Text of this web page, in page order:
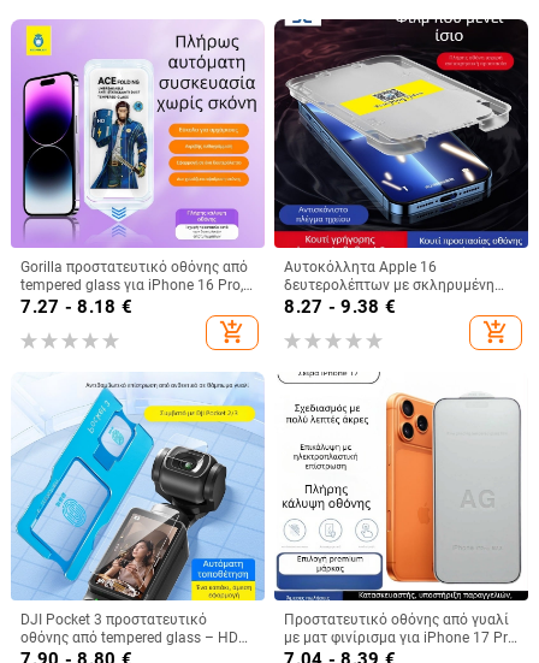
Gorilla προστατευτικό οθόνης από
tempered glass για iPhone 16 Pro,
αντι-δακτυλικό αποτύπωμα,
προστασία ιδιωτικότητας, ματ
φινίρισμα για iPhone 15 και 13 Pro
7.27 - 8.18 €
add_shopping_cart
Αυτοκόλλητα Apple 16
δευτερολέπτων με σκληρυμένη
μεμβράνη για iPhone15, αντι-peep
τηλεφώνου 13 ταχυτήτων,
8.27 - 9.38 €
add_shopping_cart
DJI Pocket 3 προστατευτικό
οθόνης από tempered glass – HD
μπροστινό φιλμ, Magic kale
Προστατευτικό οθόνης από γυαλί
με ματ φινίρισμα για iPhone 17 Pro
– ultra-λεπτές άκρες, HD ευκρίνεια,